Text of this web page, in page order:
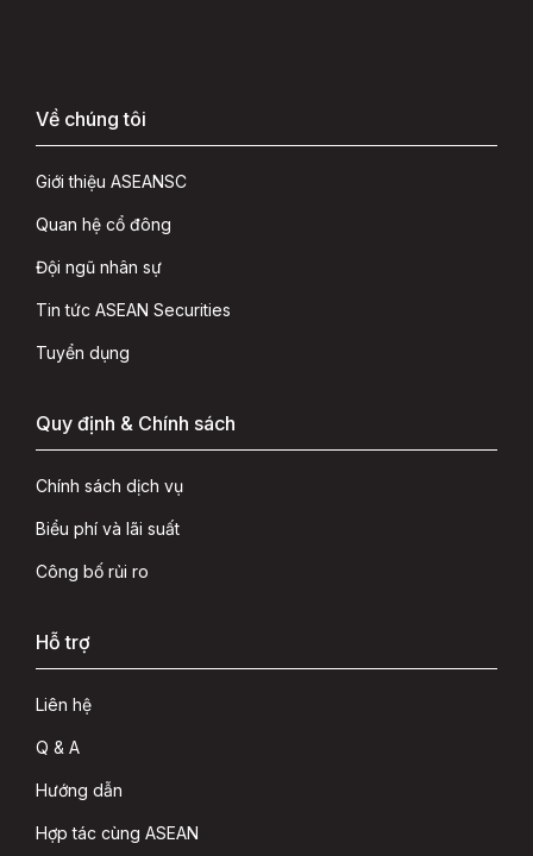
Về chúng tôi
Giới thiệu ASEANSC
Quan hệ cổ đông
Đội ngũ nhân sự
Tin tức ASEAN Securities
Tuyển dụng
Quy định & Chính sách
Chính sách dịch vụ
Biểu phí và lãi suất
Công bố rủi ro
Hỗ trợ
Liên hệ
Q & A
Hướng dẫn
Hợp tác cùng ASEAN